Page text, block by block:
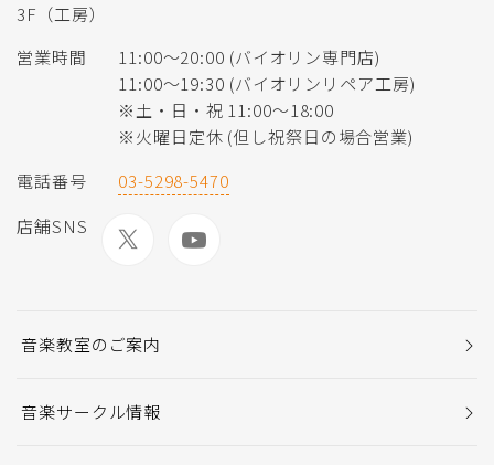
3F（工房）
営業時間
11:00〜20:00 (バイオリン専門店)
11:00〜19:30 (バイオリンリペア工房)
※土・日・祝 11:00〜18:00
※火曜日定休 (但し祝祭日の場合営業)
電話番号
03-5298-5470
店舗SNS
音楽教室のご案内
音楽サークル情報